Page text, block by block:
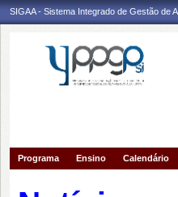
SIGAA - Sistema Integrado de Gestão de
Programa Ensino Calendário